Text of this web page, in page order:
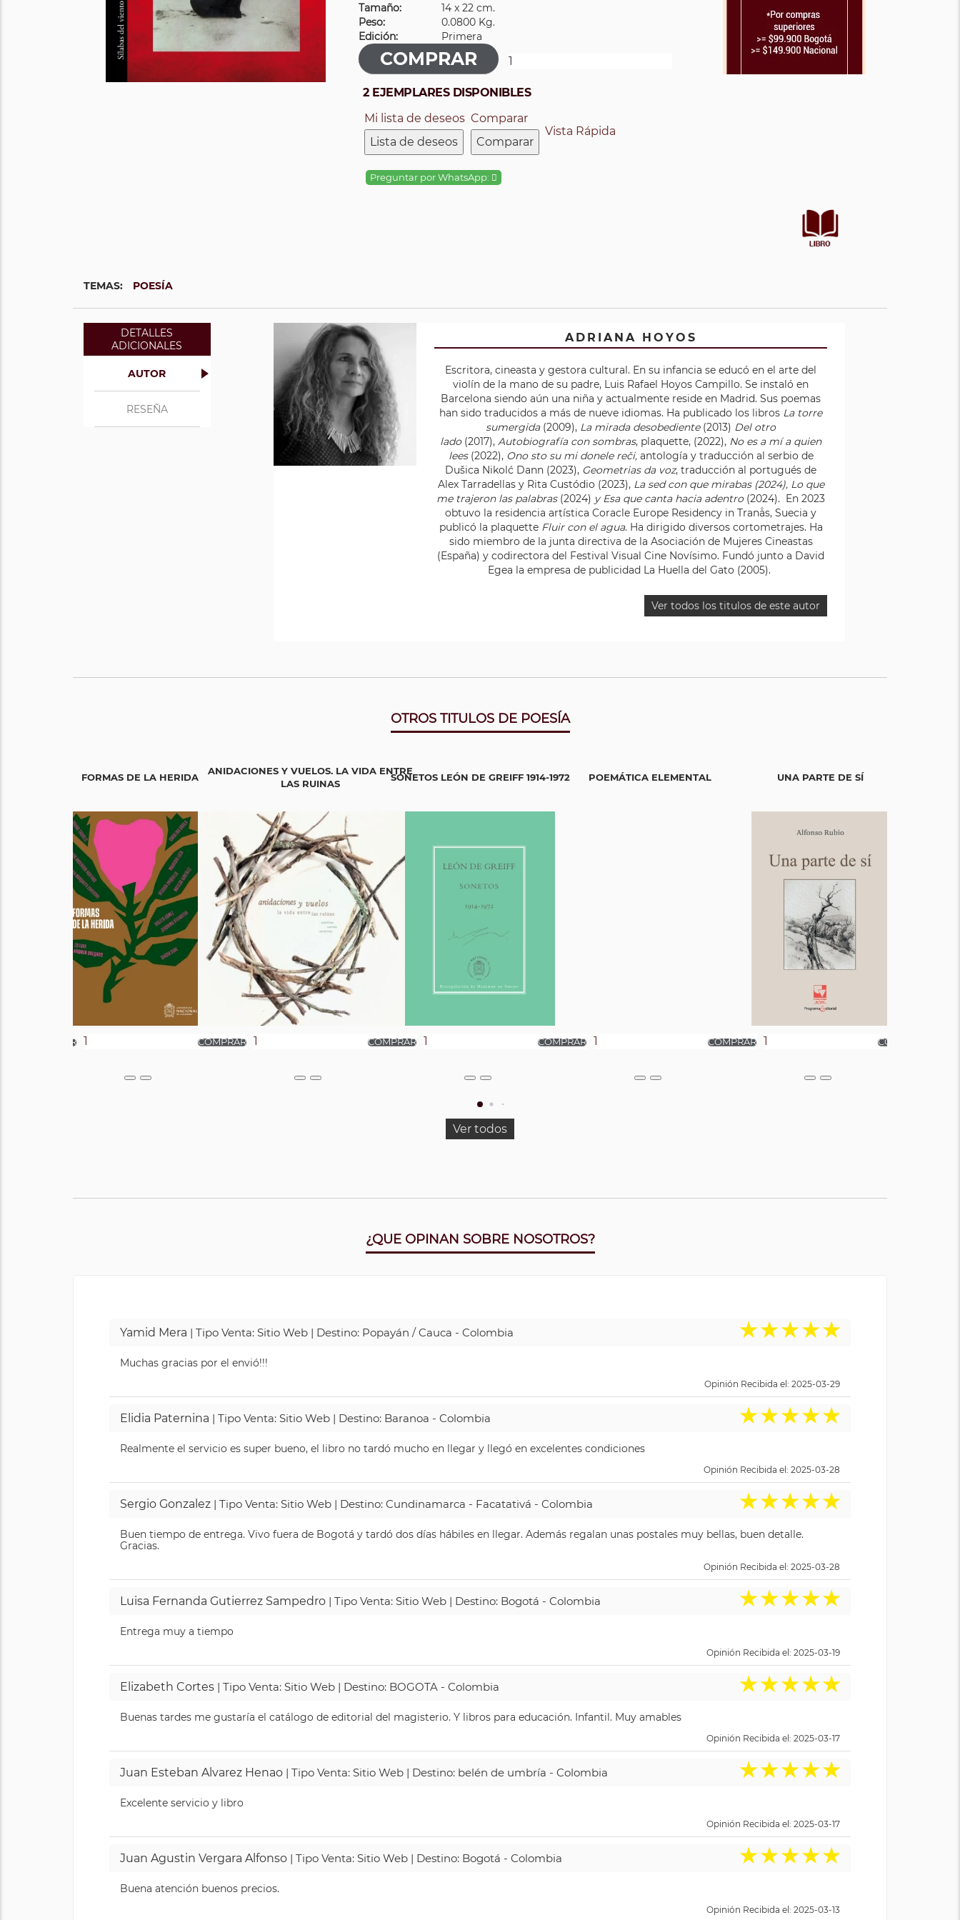
Tamaño:
14 x 22 cm.
Peso:
0.0800 Kg.
Edición:
Primera
2 EJEMPLARES DISPONIBLES
Mi lista de deseos
Lista de deseos
Comparar
Comparar
Vista Rápida
Preguntar por WhatsApp:
TEMAS: POESÍA
DETALLES
ADICIONALES
AUTOR
RESEÑA
ADRIANA HOYOS
Escritora, cineasta y gestora cultural. En su infancia se educó en el arte del
violín de la mano de su padre, Luis Rafael Hoyos Campillo. Se instaló en
Barcelona siendo aún una niña y actualmente reside en Madrid. Sus poemas
han sido traducidos a más de nueve idiomas. Ha publicado los libros La torre
sumergida(2009), La mirada desobediente(2013) Del otro
lado(2017),Autobiografía con sombras, plaquette, (2022), No es a mí a quien
lees (2022), Ono sto su mi donele reči,antología y traducción al serbio de
Dušica Nikolć Dann (2023), Geometrias da voz, traducción al portugués de
Alex Tarradellas y Rita Custódio (2023), La sed con que mirabas (2024), Lo que
me trajeron las palabras(2024) y Esa que canta hacia adentro(2024). En 2023
obtuvo la residencia artística Coracle Europe Residency in Tranås, Suecia y
publicó la plaquette Fluir con el agua. Ha dirigido diversos cortometrajes. Ha
sido miembro de la junta directiva de la Asociación de Mujeres Cineastas
(España) y codirectora del Festival Visual Cine Novísimo. Fundó junto a David
Egea la empresa de publicidad La Huella del Gato (2005).
Ver todos los titulos de este autor
OTROS TITULOS DE POESÍA
FORMAS DE LA HERIDA
ANIDACIONES Y VUELOS. LA VIDA ENTRE
LAS RUINAS
SONETOS LEÓN DE GREIFF 1914-1972 POEMÁTICA ELEMENTAL UNA PARTE DE SÍ
Ver todos
¿QUE OPINAN SOBRE NOSOTROS?
Yamid Mera | Tipo Venta: Sitio Web | Destino: Popayán / Cauca - Colombia ★★★★★
Muchas gracias por el envió!!!
Opinión Recibida el: 2025-03-29
Elidia Paternina | Tipo Venta: Sitio Web | Destino: Baranoa - Colombia ★★★★★
Realmente el servicio es super bueno, el libro no tardó mucho en llegar y llegó en excelentes condiciones
Opinión Recibida el: 2025-03-28
Sergio Gonzalez | Tipo Venta: Sitio Web | Destino: Cundinamarca - Facatativá - Colombia ★★★★★
Buen tiempo de entrega. Vivo fuera de Bogotá y tardó dos días hábiles en llegar. Además regalan unas postales muy bellas, buen detalle.
Gracias.
Opinión Recibida el: 2025-03-28
Luisa Fernanda Gutierrez Sampedro | Tipo Venta: Sitio Web | Destino: Bogotá - Colombia ★★★★★
Entrega muy a tiempo
Opinión Recibida el: 2025-03-19
Elizabeth Cortes | Tipo Venta: Sitio Web | Destino: BOGOTA - Colombia ★★★★★
Buenas tardes me gustaría el catálogo de editorial del magisterio. Y libros para educación. Infantil. Muy amables
Opinión Recibida el: 2025-03-17
Juan Esteban Alvarez Henao | Tipo Venta: Sitio Web | Destino: belén de umbría - Colombia ★★★★★
Excelente servicio y libro
Opinión Recibida el: 2025-03-17
Juan Agustin Vergara Alfonso | Tipo Venta: Sitio Web | Destino: Bogotá - Colombia ★★★★★
Buena atención buenos precios.
Opinión Recibida el: 2025-03-13